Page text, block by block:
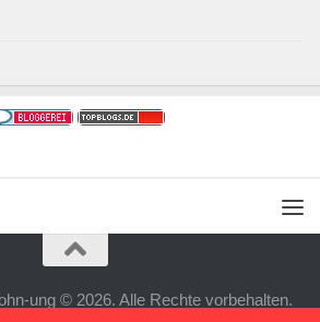
ung © 2026. Alle Rechte vorbehalten.